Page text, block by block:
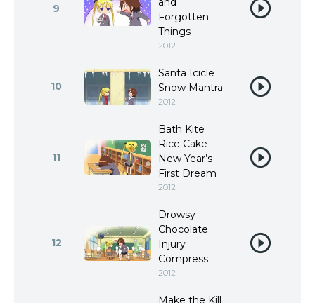
9
Forgotten
Things
2012
10
Santa Icicle
Snow Mantra
2012
11
Bath Kite
Rice Cake
New Year’s
First Dream
2012
12
Drowsy
Chocolate
Injury
Compress
2012
Make the Kill